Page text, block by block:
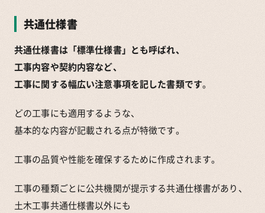
共通仕様書
共通仕様書は「標準仕様書」とも呼ばれ、
工事内容や契約内容など、
工事に関する幅広い注意事項を記した書類です。
どの工事にも適用するような、
基本的な内容が記載される点が特徴です。
工事の品質や性能を確保するために作成されます。
工事の種類ごとに公共機関が提示する共通仕様書があり、
土木工事共通仕様書以外にも